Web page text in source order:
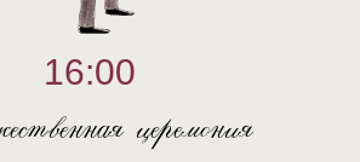
церемония
16:00